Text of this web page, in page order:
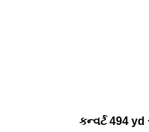
કન્વર્ટ 494